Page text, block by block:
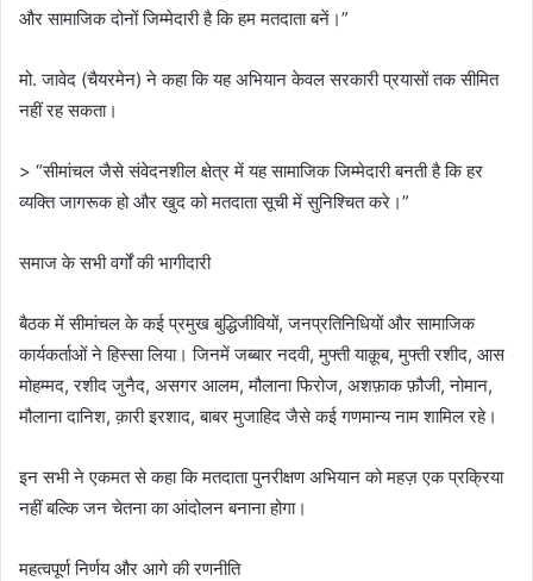
और सामाजिक दोनों जिम्मेदारी है कि हम मतदाता बनें।”
मो. जावेद (चैयरमेन) ने कहा कि यह अभियान केवल सरकारी प्रयासों तक सीमित
नहीं रह सकता।
> “सीमांचल जैसे संवेदनशील क्षेत्र में यह सामाजिक जिम्मेदारी बनती है कि हर
व्यक्ति जागरूक हो और खुद को मतदाता सूची में सुनिश्चित करे।”
समाज के सभी वर्गों की भागीदारी
बैठक में सीमांचल के कई प्रमुख बुद्धिजीवियों, जनप्रतिनिधियों और सामाजिक
कार्यकर्ताओं ने हिस्सा लिया। जिनमें जब्बार नदवी, मुफ्ती याक़ूब, मुफ्ती रशीद, आस
मोहम्मद, रशीद जुनैद, असगर आलम, मौलाना फिरोज, अशफ़ाक फ़ौजी, नोमान,
मौलाना दानिश, क़ारी इरशाद, बाबर मुजाहिद जैसे कई गणमान्य नाम शामिल रहे।
इन सभी ने एकमत से कहा कि मतदाता पुनरीक्षण अभियान को महज़ एक प्रक्रिया
नहीं बल्कि जन चेतना का आंदोलन बनाना होगा।
महत्वपूर्ण निर्णय और आगे की रणनीति